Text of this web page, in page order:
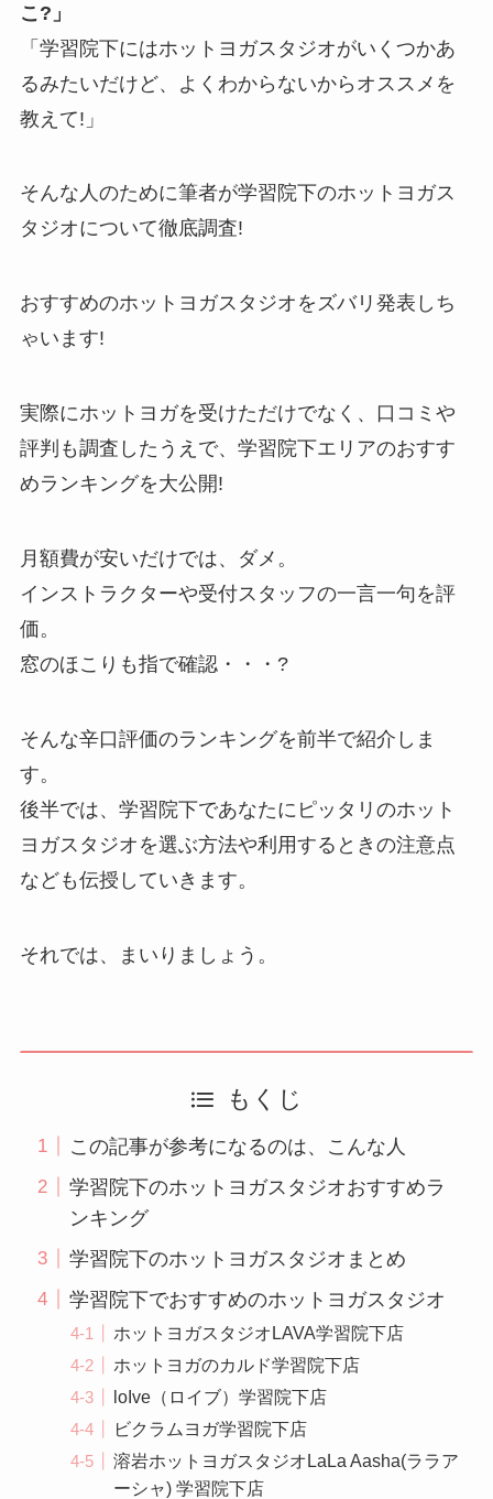
こ?」
「学習院下にはホットヨガスタジオがいくつかあ
るみたいだけど、よくわからないからオススメを
教えて!」
そんな人のために筆者が学習院下のホットヨガス
タジオについて徹底調査!
おすすめのホットヨガスタジオをズバリ発表しち
ゃいます!
実際にホットヨガを受けただけでなく、口コミや
評判も調査したうえで、学習院下エリアのおすす
めランキングを大公開!
月額費が安いだけでは、ダメ。
インストラクターや受付スタッフの一言一句を評
価。
窓のほこりも指で確認・・・?
そんな辛口評価のランキングを前半で紹介しま
す。
後半では、学習院下であなたにピッタリのホット
ヨガスタジオを選ぶ方法や利用するときの注意点
なども伝授していきます。
それでは、まいりましょう。
もくじ
この記事が参考になるのは、こんな人
学習院下のホットヨガスタジオおすすめラ
ンキング
学習院下のホットヨガスタジオまとめ
学習院下でおすすめのホットヨガスタジオ
ホットヨガスタジオLAVA学習院下店
ホットヨガのカルド学習院下店
loIve（ロイブ）学習院下店
ビクラムヨガ学習院下店
溶岩ホットヨガスタジオLaLa Aasha(ララア
ーシャ) 学習院下店